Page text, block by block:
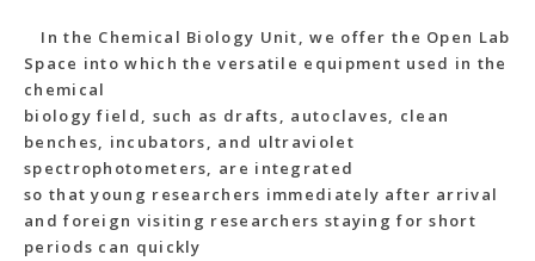
In the Chemical Biology Unit, we offer the Open Lab
Space into which the versatile equipment used in the
chemical
biology field, such as drafts, autoclaves, clean
benches, incubators, and ultraviolet
spectrophotometers, are integrated
so that young researchers immediately after arrival
and foreign visiting researchers staying for short
periods can quickly